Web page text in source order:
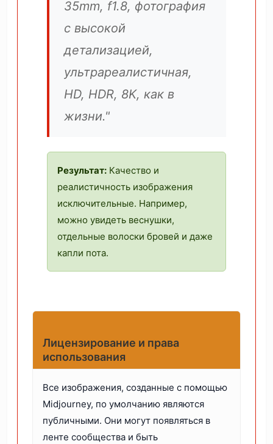
35mm, f1.8, фотография
с высокой
детализацией,
ультрареалистичная,
HD, HDR, 8K, как в
жизни."
Результат: Качество и
реалистичность изображения
исключительные. Например,
можно увидеть веснушки,
отдельные волоски бровей и даже
капли пота.
Лицензирование и права
использования
Все изображения, созданные с помощью
Midjourney, по умолчанию являются
публичными. Они могут появляться в
ленте сообщества и быть